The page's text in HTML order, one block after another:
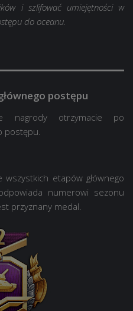
i szlifować umiejętności w
do oceanu.
postępu
nagrody otrzymacie po
postępu.
etapów głównego
numerowi sezonu
przyznany medal.